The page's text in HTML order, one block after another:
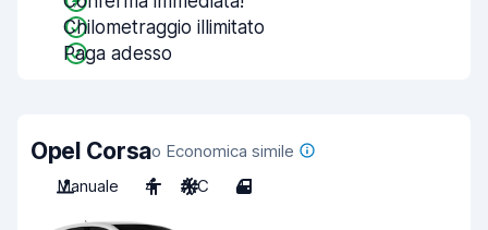
Chilometraggio illimitato
Paga adesso
Opel Corsao Economica simile
Manuale
4 A/C 4